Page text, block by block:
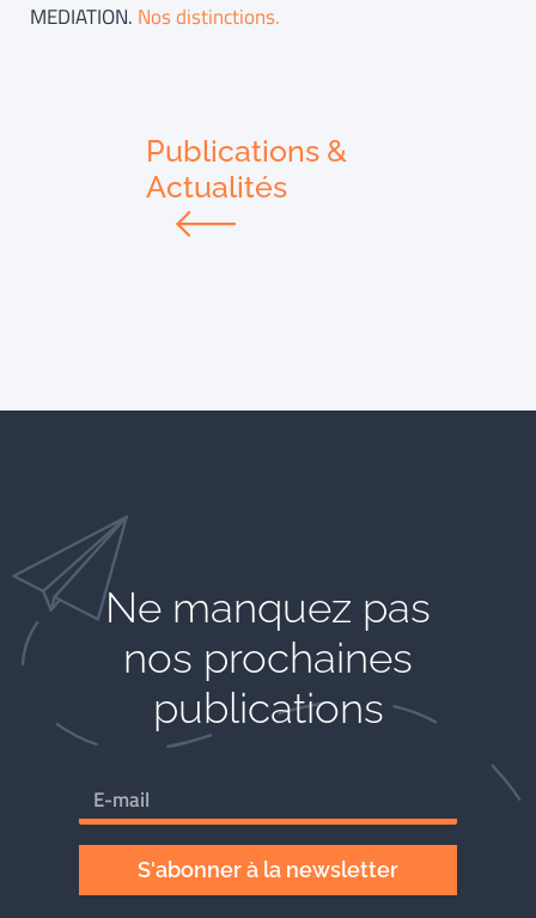
MEDIATION. Nos distinctions.
Publications &
Actualités
Ne manquez pas
nos prochaines
publications
S'abonner à la newsletter